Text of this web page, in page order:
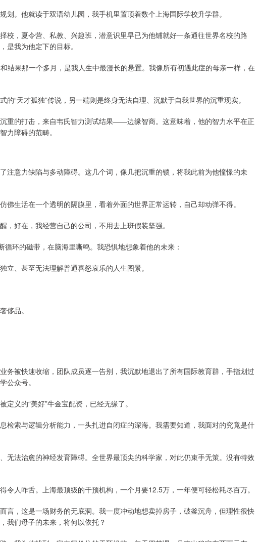
划。他就读于双语幼儿园，我手机里置顶着数个上海国际学校升学群。
校，夏令营、私教、兴趣班，潜意识里早已为他铺就好一条通往世界名校的路
我为他定下的目标。
结果那一个多月，是我人生中最漫长的悬置。我像所有初遇此症的母亲一样，在
“天才孤独”传说，另一端则是终身无法自理、沉默于自我世界的沉重现实。
重的打击，来自韦氏智力测试结果——边缘智商。这意味着，他的智力水平在正
力障碍的范畴。
注意力缺陷与多动障碍。这几个词，像几把沉重的锁，将我此前为他憧憬的未
佛生活在一个透明的隔膜里，看着外面的世界正常运转，自己却动弹不得。
好在，我经营自己的公司，不用去上班假装坚强。
循环的磁带，在脑海里嘶鸣。我恐惧地想象着他的未来：
、甚至无法理解普通喜怒哀乐的人生图景。
侈品。
务被快速收缩，团队成员逐一告别，我沉默地退出了所有国际教育群，手指划过
公众号。
义的“美好”牛金宝配资，已经无缘了。
检索与逻辑分析能力，一头扎进自闭症的深海。我需要知道，我面对的究竟是什
无法治愈的神经发育障碍。全世界最顶尖的科学家，对此仍束手无策。没有特效
令人咋舌。上海最顶级的干预机构，一个月要12.5万，一年便可轻松耗尽百万。
言，这是一场财务的无底洞。我一度冲动地想卖掉房子，破釜沉舟，但理性很快
我们母子的未来，将何以依托？